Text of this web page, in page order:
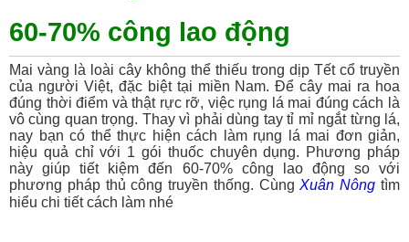
60-70% công lao động
Mai vàng là loài cây không thể thiếu trong dịp Tết cổ truyền
của người Việt, đặc biệt tại miền Nam. Để cây mai ra hoa
đúng thời điểm và thật rực rỡ, việc rụng lá mai đúng cách là
vô cùng quan trọng. Thay vì phải dùng tay tỉ mỉ ngắt từng lá,
nay bạn có thể thực hiện cách làm rụng lá mai đơn giản,
hiệu quả chỉ với 1 gói thuốc chuyên dụng. Phương pháp
này giúp tiết kiệm đến 60-70% công lao động so với
phương pháp thủ công truyền thống. CùngXuân Nông tìm
hiểu chi tiết cách làm nhé